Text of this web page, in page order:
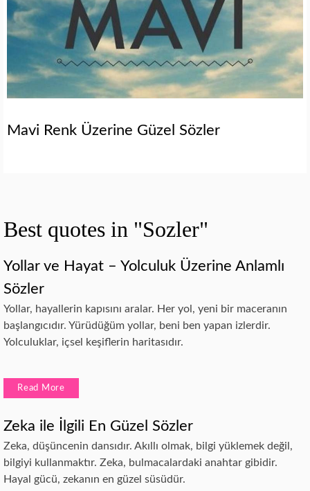
Mavi Renk Üzerine Güzel Sözler
Best quotes in "Sozler"
Yollar ve Hayat – Yolculuk Üzerine Anlamlı
Sözler
Yollar, hayallerin kapısını aralar. Her yol, yeni bir maceranın
başlangıcıdır. Yürüdüğüm yollar, beni ben yapan izlerdir.
Yolculuklar, içsel keşiflerin haritasıdır.
Read More
Zeka ile İlgili En Güzel Sözler
Zeka, düşüncenin dansıdır. Akıllı olmak, bilgi yüklemek değil,
bilgiyi kullanmaktır. Zeka, bulmacalardaki anahtar gibidir.
Hayal gücü, zekanın en güzel süsüdür.